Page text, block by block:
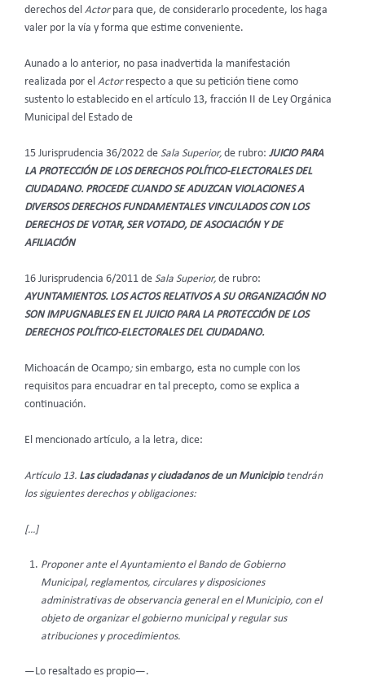
derechos del Actor para que, de considerarlo procedente, los haga
valer por la vía y forma que estime conveniente.
Aunado a lo anterior, no pasa inadvertida la manifestación
realizada por el Actor respecto a que su petición tiene como
sustento lo establecido en el artículo 13, fracción II de Ley Orgánica
Municipal del Estado de
15 Jurisprudencia 36/2022 de Sala Superior, de rubro: JUICIO PARA
LA PROTECCIÓN DE LOS DERECHOS POLÍTICO-ELECTORALES DEL
CIUDADANO. PROCEDE CUANDO SE ADUZCAN VIOLACIONES A
DIVERSOS DERECHOS FUNDAMENTALES VINCULADOS CON LOS
DERECHOS DE VOTAR, SER VOTADO, DE ASOCIACIÓN Y DE
AFILIACIÓN
16 Jurisprudencia 6/2011 de Sala Superior, de rubro:
AYUNTAMIENTOS. LOS ACTOS RELATIVOS A SU ORGANIZACIÓN NO
SON IMPUGNABLES EN EL JUICIO PARA LA PROTECCIÓN DE LOS
DERECHOS POLÍTICO-ELECTORALES DEL CIUDADANO.
Michoacán de Ocampo; sin embargo, esta no cumple con los
requisitos para encuadrar en tal precepto, como se explica a
continuación.
El mencionado artículo, a la letra, dice:
Artículo 13. Las ciudadanas y ciudadanos de un Municipio tendrán
los siguientes derechos y obligaciones:
[…]
Proponer ante el Ayuntamiento el Bando de Gobierno
Municipal, reglamentos, circulares y disposiciones
administrativas de observancia general en el Municipio, con el
objeto de organizar el gobierno municipal y regular sus
atribuciones y procedimientos.
—Lo resaltado es propio—.